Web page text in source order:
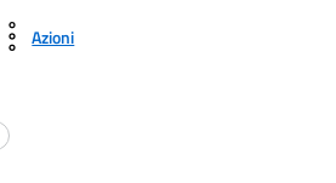
Azioni